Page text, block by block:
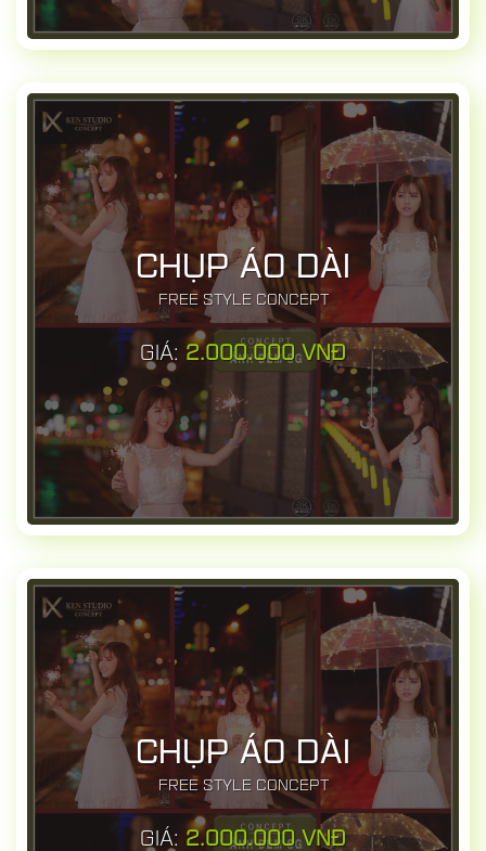
CHỤP ÁO DÀI
FREE STYLE CONCEPT
GIÁ: 2.000.000 VNĐ
CHỤP ÁO DÀI
FREE STYLE CONCEPT
GIÁ: 2.000.000 VNĐ